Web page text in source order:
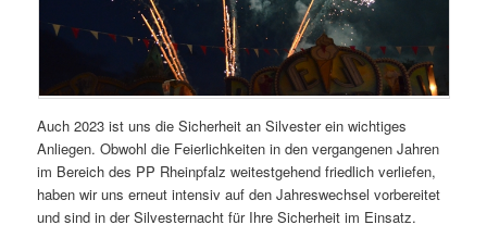
Auch 2023 ist uns die Sicherheit an Silvester ein wichtiges
Anliegen. Obwohl die Feierlichkeiten in den vergangenen Jahren
im Bereich des PP Rheinpfalz weitestgehend friedlich verliefen,
haben wir uns erneut intensiv auf den Jahreswechsel vorbereitet
und sind in der Silvesternacht für Ihre Sicherheit im Einsatz.